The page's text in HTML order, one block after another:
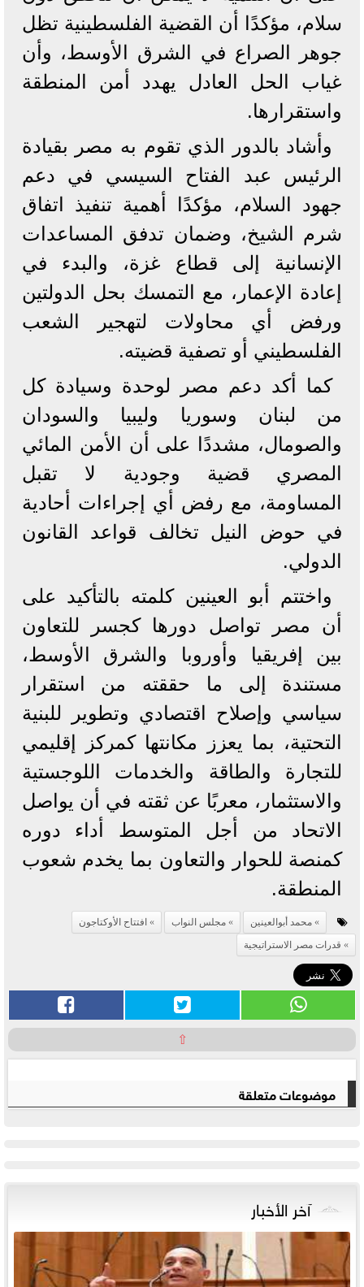
سلام، مؤكدًا أن القضية الفلسطينية تظل
جوهر الصراع في الشرق الأوسط، وأن
غياب الحل العادل يهدد أمن المنطقة
واستقرارها.
وأشاد بالدور الذي تقوم به مصر بقيادة
الرئيس عبد الفتاح السيسي في دعم
جهود السلام، مؤكدًا أهمية تنفيذ اتفاق
شرم الشيخ، وضمان تدفق المساعدات
الإنسانية إلى قطاع غزة، والبدء في
إعادة الإعمار، مع التمسك بحل الدولتين
ورفض أي محاولات لتهجير الشعب
الفلسطيني أو تصفية قضيته.
كما أكد دعم مصر لوحدة وسيادة كل
من لبنان وسوريا وليبيا والسودان
والصومال، مشددًا على أن الأمن المائي
المصري قضية وجودية لا تقبل
المساومة، مع رفض أي إجراءات أحادية
في حوض النيل تخالف قواعد القانون
الدولي.
واختتم أبو العينين كلمته بالتأكيد على
أن مصر تواصل دورها كجسر للتعاون
بين إفريقيا وأوروبا والشرق الأوسط،
مستندة إلى ما حققته من استقرار
سياسي وإصلاح اقتصادي وتطوير للبنية
التحتية، بما يعزز مكانتها كمركز إقليمي
للتجارة والطاقة والخدمات اللوجستية
والاستثمار، معربًا عن ثقته في أن يواصل
الاتحاد من أجل المتوسط أداء دوره
كمنصة للحوار والتعاون بما يخدم شعوب
المنطقة.
محمد أبوالعينين مجلس النواب
افتتاح الأوكتاجون
قدرات مصر الاستراتيجية
⇧
موضوعات متعلقة
آخر الأخبار